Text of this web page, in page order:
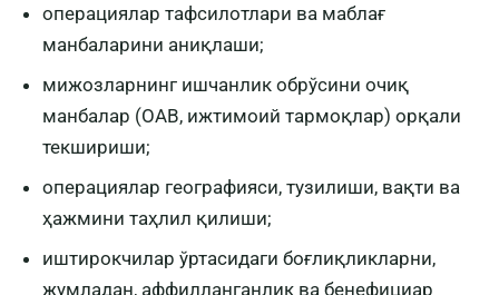
операциялар тафсилотлари ва маблағ
манбаларини аниқлаши;
мижозларнинг ишчанлик обрўсини очиқ
манбалар (ОАВ, ижтимоий тармоқлар) орқали
текшириши;
операциялар географияси, тузилиши, вақти ва
ҳажмини таҳлил қилиши;
иштирокчилар ўртасидаги боғлиқликларни,
жумладан, аффилланганлик ва бенефициар